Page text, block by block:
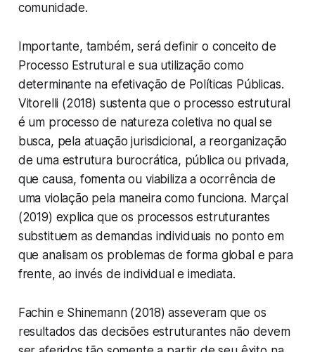
comunidade.
Importante, também, será definir o conceito de
Processo Estrutural e sua utilização como
determinante na efetivação de Políticas Públicas.
Vitorelli (2018) sustenta que o processo estrutural
é um processo de natureza coletiva no qual se
busca, pela atuação jurisdicional, a reorganização
de uma estrutura burocrática, pública ou privada,
que causa, fomenta ou viabiliza a ocorrência de
uma violação pela maneira como funciona. Marçal
(2019) explica que os processos estruturantes
substituem as demandas individuais no ponto em
que analisam os problemas de forma global e para
frente, ao invés de individual e imediata.
Fachin e Shinemann (2018) asseveram que os
resultados das decisões estruturantes não devem